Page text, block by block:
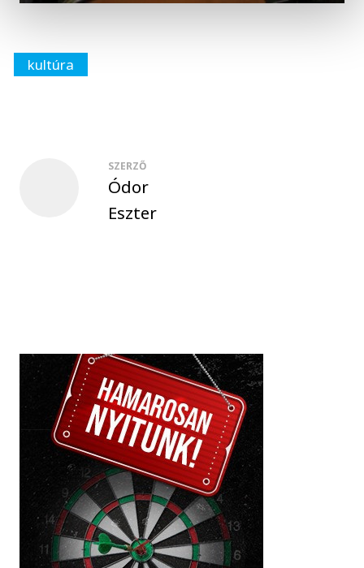
kultúra
SZERZŐ
Ódor
Eszter